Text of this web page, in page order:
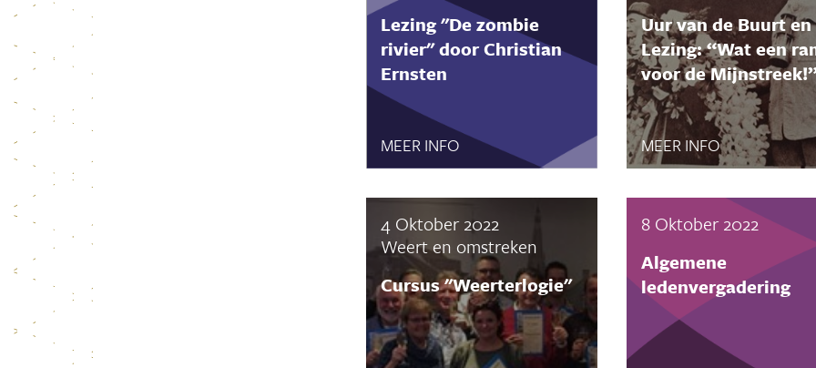
Lezing "De zombie
rivier" door Christian
Ernsten
MEER INFO
Uur van de Buurt en
Lezing: “Wat een
voor de
MEER INFO
4 Oktober 2022
Weert en omstreken
Cursus "Weerterlogie"
8 Oktober 2022
Algemene
ledenvergadering